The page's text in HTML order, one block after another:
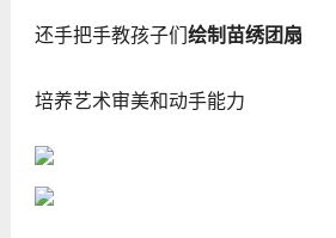
还手把手教孩子们 绘制苗绣团扇
培养艺术审美和动手能力